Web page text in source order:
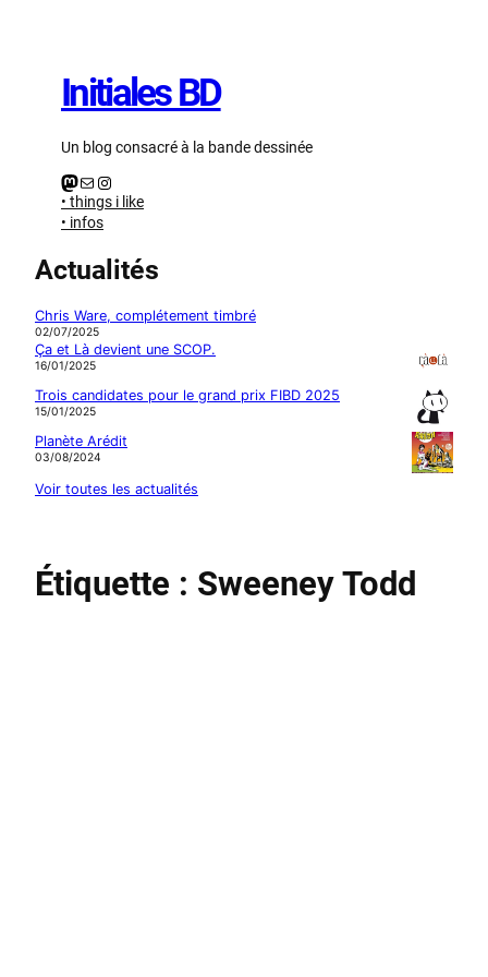
Initiales BD
Un blog consacré à la bande dessinée
Mastodon E-mail Instagram
• things i like
• infos
Actualités
Chris Ware, complétement timbré
02/07/2025
Ça et Là devient une SCOP.
16/01/2025
Trois candidates pour le grand prix FIBD 2025
15/01/2025
Planète Arédit
03/08/2024
Voir toutes les actualités
Étiquette : Sweeney Todd